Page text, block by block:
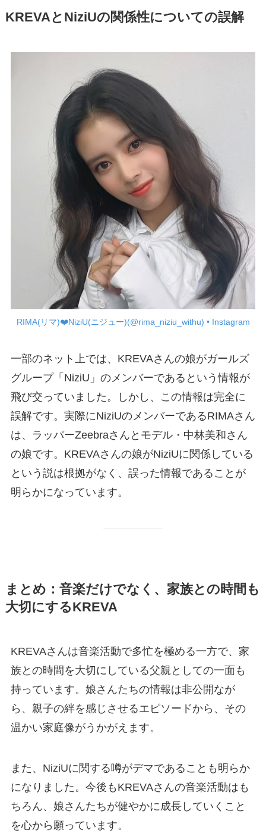
KREVAとNiziUの関係性についての誤解
RIMA(リマ)❤️NiziU(ニジュー)(@rima_niziu_withu) • Instagram
一部のネット上では、KREVAさんの娘がガールズ
グループ「NiziU」のメンバーであるという情報が
飛び交っていました。しかし、この情報は完全に
誤解です。実際にNiziUのメンバーであるRIMAさん
は、ラッパーZeebraさんとモデル・中林美和さん
の娘です。KREVAさんの娘がNiziUに関係している
という説は根拠がなく、誤った情報であることが
明らかになっています。
まとめ：音楽だけでなく、家族との時間も
大切にするKREVA
KREVAさんは音楽活動で多忙を極める一方で、家
族との時間を大切にしている父親としての一面も
持っています。娘さんたちの情報は非公開なが
ら、親子の絆を感じさせるエピソードから、その
温かい家庭像がうかがえます。
また、NiziUに関する噂がデマであることも明らか
になりました。今後もKREVAさんの音楽活動はも
ちろん、娘さんたちが健やかに成長していくこと
を心から願っています。